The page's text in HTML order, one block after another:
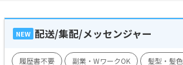
NEW 配送/集配/メッセンジャー
履歴書不要 副業・WワークOK
髪型・髪